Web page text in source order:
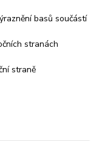
basů součástí
stranách
straně